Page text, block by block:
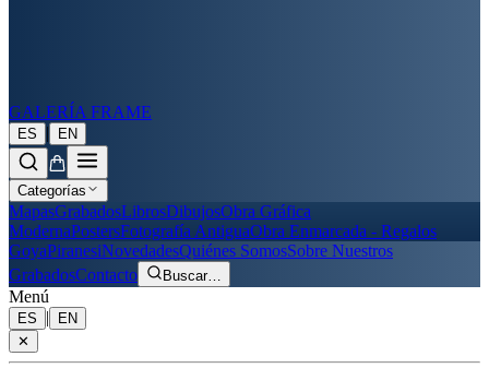
GALERÍA FRAME
ES | EN
Categorías
MapasGrabadosLibrosDibujosObra Gráfica
ModernaPostersFotografía AntiguaObra Enmarcada - Regalos
GoyaPiranesiNovedadesQuiénes SomosSobre Nuestros
GrabadosContacto Buscar…
Menú
ES |
EN
✕